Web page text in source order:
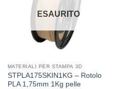
desideri
ESAURITO
MATERIALI PER STAMPA 3D
STPLA175SKIN1KG – Rotolo
PLA 1,75mm 1Kg pelle